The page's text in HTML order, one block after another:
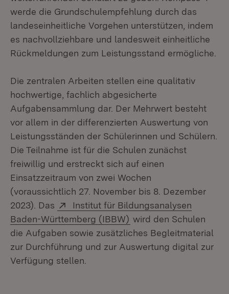
werde die Grundschulempfehlung durch das
landeseinheitliche Vorgehen unterstützen, indem
es nachvollziehbare und landesweit einheitliche
Rückmeldungen zum Leistungsstand ermögliche.
Die zentralen Arbeiten stellen eine qualitativ
hochwertige, fachlich abgesicherte
Aufgabensammlung dar. Der Mehrwert besteht
vor allem in der differenzierten Auswertung von
Leistungsständen der Schülerinnen und Schülern.
Die Teilnahme ist für die Schulen zunächst
freiwillig und erstreckt sich auf einen
Einsatzzeitraum von zwei Wochen
(voraussichtlich 27. November bis 8. Dezember
2023). Das
Extern:
Institut für Bildungsanalysen
Baden-Württemberg (IBBW) (Öffnet in neuem
wird den Schulen
die Aufgaben sowie zusätzliches Begleitmaterial
zur Durchführung und zur Auswertung digital zur
Verfügung stellen.